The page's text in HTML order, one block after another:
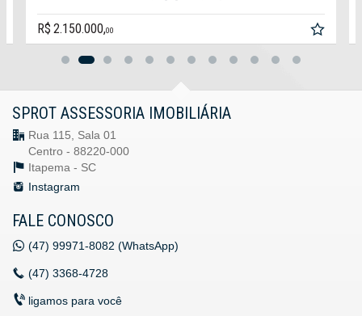
R$ 2.150.000,00
SPROT ASSESSORIA IMOBILIÁRIA
Rua 115, Sala 01
Centro - 88220-000
Itapema - SC
Instagram
FALE CONOSCO
(47) 99971-8082 (WhatsApp)
(47) 3368-4728
ligamos para você